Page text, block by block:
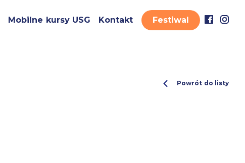
Mobilne kursy USG Kontakt Festiwal
Powrót do listy